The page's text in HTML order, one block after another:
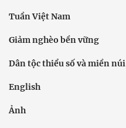
Tuần Việt Nam
Giảm nghèo bền vững
Dân tộc thiểu số và miền núi
English
Ảnh